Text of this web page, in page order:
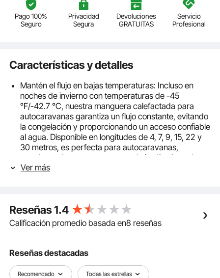
Pago 100%
Seguro
Privacidad
Segura
Devoluciones
GRATUITAS
Servicio
Profesional
Características y detalles
Mantén el flujo en bajas temperaturas: Incluso en
noches de invierno con temperaturas de -45
°F/-42.7 °C, nuestra manguera calefactada para
autocaravanas garantiza un flujo constante, evitando
la congelación y proporcionando un acceso confiable
al agua. Disponible en longitudes de 4, 7, 9, 15, 22 y
30 metros, es perfecta para autocaravanas,
remolques, barcos, mangueras de jardín, riego de
plantas y lavado de autos en invierno.
incorpora un elemento calefactor de 14 mm (0,6"),
recubierto por una capa exterior lisa que minimiza la
dispersión del calor y acelera el calentamiento. A
energía disminuye.
congelación, la seguridad en el uso del agua es
Ver más
Reseñas1.4
Calificación promedio basada en8 reseñas
Reseñas destacadas
Recomendado Todas las estrellas